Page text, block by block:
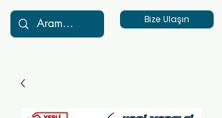
Bize Ulaşın